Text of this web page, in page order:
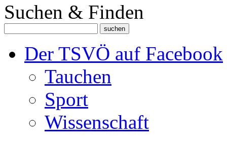
Suchen & Finden
Der TSVÖ auf Facebook
Tauchen
Sport
Wissenschaft